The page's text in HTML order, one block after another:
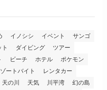
イノシシ イベント
サンゴ
ト ダイビング
ツアー
ビーチ ホテル
ポケモン
ートバイト
レンタカー
天の川 天気 川平湾
幻の島